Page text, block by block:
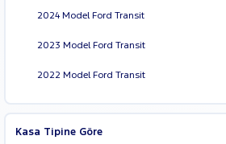
2024 Model Ford Transit
2023 Model Ford Transit
2022 Model Ford Transit
Kasa Tipine Göre